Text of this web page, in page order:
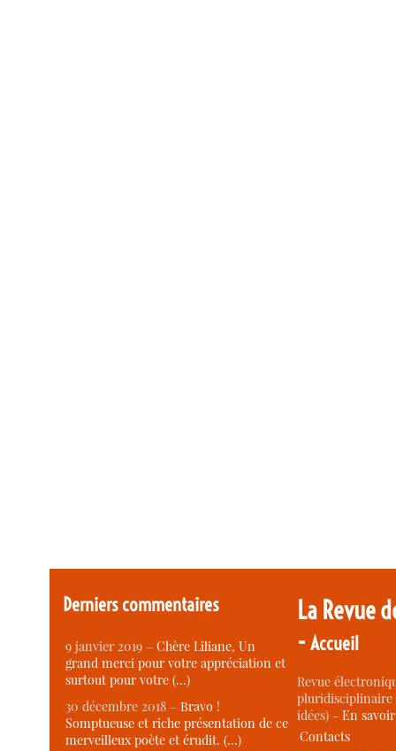
Derniers commentaires
9 janvier 2019 –Chère Liliane, Un
grand merci pour votre appréciation et
surtout pour votre (…)
30 décembre 2018 –Bravo !
Somptueuse et riche présentation de ce
merveilleux poète et érudit. (…)
La Revue
-Accueil
Revue
idées) -En
Contacts